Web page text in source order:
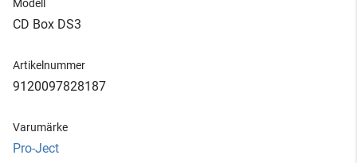
Modell
CD Box DS3
Artikelnummer
9120097828187
Varumärke
Pro-Ject